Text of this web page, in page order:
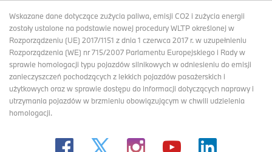
Wskazane dane dotyczące zużycia paliwa, emisji CO2 i zużycia energii
zostały ustalone na podstawie nowej procedury WLTP określonej w
Rozporządzeniu (UE) 2017/1151 z dnia 1 czerwca 2017 r. w uzupełnieniu
Rozporządzenia (WE) nr 715/2007 Parlamentu Europejskiego i Rady w
sprawie homologacji typu pojazdów silnikowych w odniesieniu do emisji
zanieczyszczeń pochodzących z lekkich pojazdów pasażerskich i
użytkowych oraz w sprawie dostępu do informacji dotyczących naprawy i
utrzymania pojazdów w brzmieniu obowiązującym w chwili udzielenia
homologacji.